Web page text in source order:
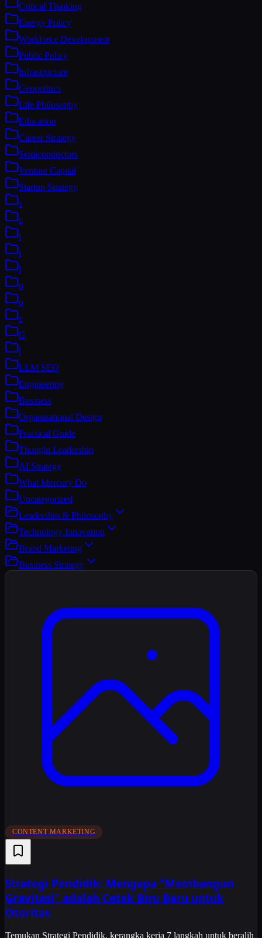
Critical Thinking
Energy Policy
Workforce Development
Public Policy
Infrastructure
Geopolitics
Life Philosophy
Education
Career Strategy
Semiconductors
Venture Capital
Startup Strategy
s
c
t
i
l
p
o
e
G
[
LLM SEO
Engineering
Business
Organizational Design
Practical Guide
Thought Leadership
AI Strategy
What Mercury Do
Uncategorized
Leadership & Philosophy
Technology Innovation
Brand Marketing
Business Strategy
CONTENT MARKETING
Strategi Pendidik: Mengapa "Membangun
Gravitasi" adalah Cetak Biru Baru untuk
Otoritas
Temukan Strategi Pendidik, kerangka kerja 7 langkah untuk beralih